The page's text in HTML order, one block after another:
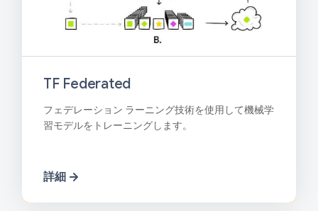
TF Federated
フェデレーション ラーニング技術を使用して機械学
習モデルをトレーニングします。
詳細